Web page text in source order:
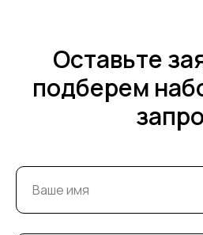
Оставьте
подберем